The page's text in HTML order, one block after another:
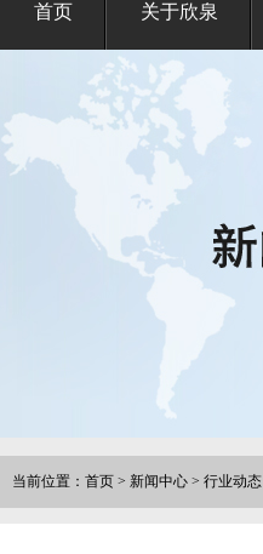
首页 关于欣泉
当前位置： 首页 > 新闻中心 > 行业动态